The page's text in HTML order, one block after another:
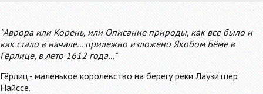
"Аврора или Корень, или Описание природы, как все было и
как стало в начале... прилежно изложено Якобом Бёме в
Гёрлице, в лето 1612 года..."
Гёрлиц - маленькое королевство на берегу реки Лаузитцер
Найссе.